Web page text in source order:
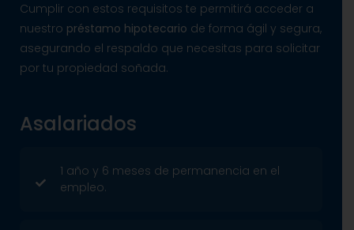
Cumplir con estos requisitos te permitirá acceder a
nuestro préstamo hipotecario de forma ágil y segura,
asegurando el respaldo que necesitas para solicitar
por tu propiedad soñada.
Asalariados
1 año y 6 meses de permanencia en el
empleo.